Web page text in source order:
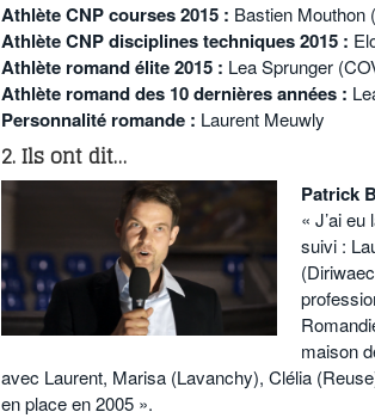
Athlète CNP courses 2015 : Bastien Mouthon
Athlète CNP disciplines techniques 2015 :
Athlète romand élite 2015 : Lea Sprunger
Athlète romand des 10 dernières années :
Personnalité romande : Laurent Meuwly
2. Ils ont dit…
Patrick
« J’ai
suivi :
maison
avec Laurent, Marisa (Lavanchy), Clélia
en place en 2005 ».